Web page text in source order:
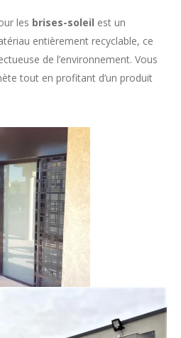
les brises-soleil est un
entièrement recyclable, ce
de l’environnement. Vous
tout en profitant d’un produit